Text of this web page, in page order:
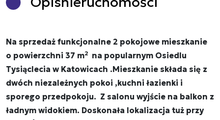
Na sprzedaż funkcjonalne 2 pokojowe mieszkanie
o powierzchni 37 m2 na popularnym Osiedlu
Tysiąclecia w Katowicach .Mieszkanie składa się z
dwóch niezależnych pokoi ,kuchni łazienki i
sporego przedpokoju. Z salonu wyjście na balkon z
ładnym widokiem. Doskonała lokalizacja tuż przy